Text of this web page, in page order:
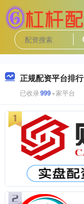
正规配资平台排行
已收录999+家平台